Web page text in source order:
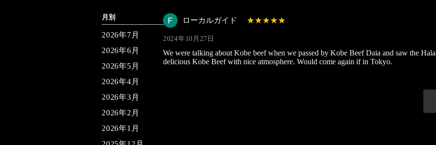
ローカルガイド
2024年10月27日
We were talking about Kobe beef when we passed by Kobe Beef Daia and saw the
delicious Kobe Beef with nice atmosphere. Would come again if in Tokyo.
月別
2026年7月
2026年6月
2026年5月
2026年4月
2026年3月
2026年2月
2026年1月